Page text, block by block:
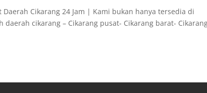
Cikarang 24 Jam | Kami bukan hanya tersedia di
cikarang – Cikarang pusat- Cikarang barat-